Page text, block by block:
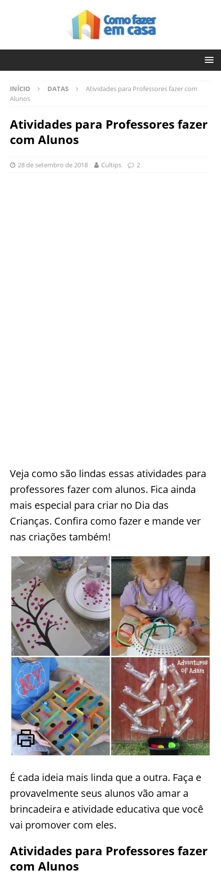
INÍCIO DATAS
Atividades para Professores fazer com
Alunos
Atividades para Professores fazer
com Alunos
28 de setembro de 2018 Cultips 2
Veja como são lindas essas atividades para
professores fazer com alunos. Fica ainda
mais especial para criar no Dia das
Crianças. Confira como fazer e mande ver
nas criações também!
É cada ideia mais linda que a outra. Faça e
provavelmente seus alunos vão amar a
brincadeira e atividade educativa que você
vai promover com eles.
Atividades para Professores fazer
com Alunos